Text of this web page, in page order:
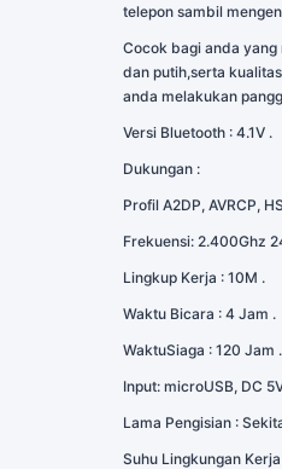
telepon sambil
Cocok bagi anda
dan putih,serta
anda melakukan
Versi Bluetooth : 4.1V .
Dukungan :
Profil A2DP, AVRCP,
Frekuensi: 2.400Ghz
Lingkup Kerja : 10M .
Waktu Bicara : 4 Jam .
WaktuSiaga : 120 Jam .
Input: microUSB, DC
Lama Pengisian :
Suhu Lingkungan